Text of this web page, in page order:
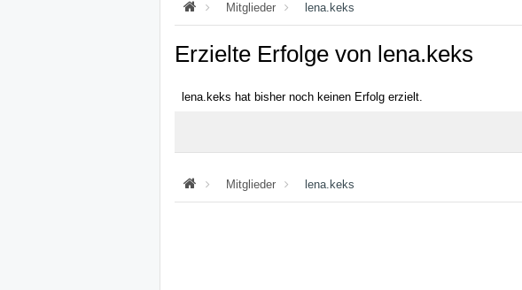
Mitglieder lena.keks
Erzielte Erfolge von lena.keks
lena.keks hat bisher noch keinen Erfolg erzielt.
Mitglieder lena.keks